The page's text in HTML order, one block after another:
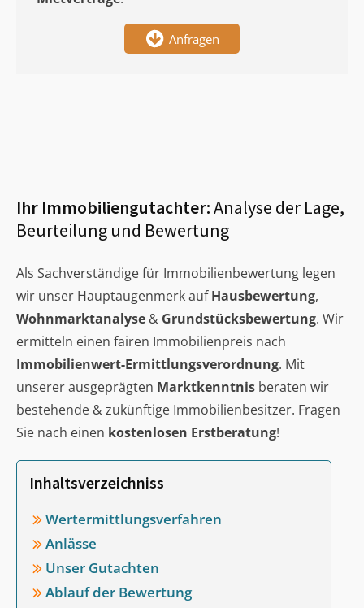
Anfragen
Ihr Immobiliengutachter:Analyse der Lage,
Beurteilung und Bewertung
Als Sachverständige für Immobilienbewertung legen
wir unser Hauptaugenmerk aufHausbewertung,
Wohnmarktanalyse & Grundstücksbewertung. Wir
ermitteln einen fairen Immobilienpreis nach
Immobilienwert-Ermittlungsverordnung. Mit
unserer ausgeprägten Marktkenntnis beraten wir
bestehende & zukünftige Immobilienbesitzer. Fragen
Sie nach einen kostenlosen Erstberatung!
Inhaltsverzeichniss
Wertermittlungsverfahren
Anlässe
Unser Gutachten
Ablauf der Bewertung